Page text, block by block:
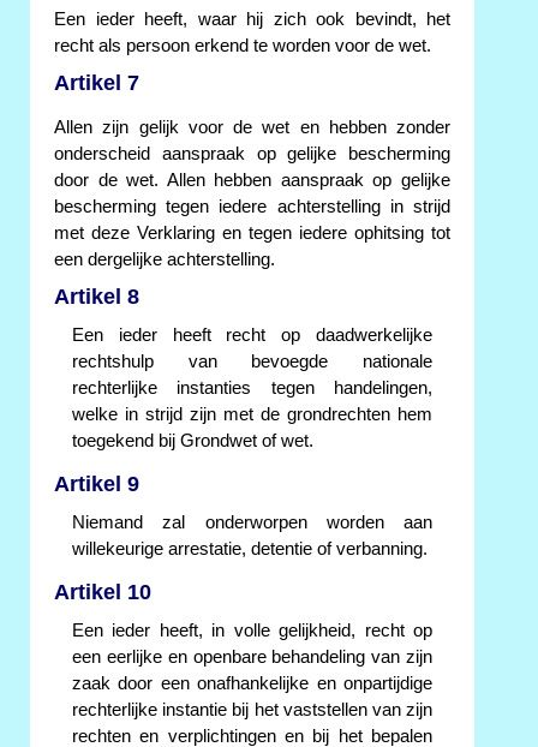
Een ieder heeft, waar hij zich ook bevindt, het
recht als persoon erkend te worden voor de wet.
Artikel 7
Allen zijn gelijk voor de wet en hebben zonder
onderscheid aanspraak op gelijke bescherming
door de wet. Allen hebben aanspraak op gelijke
bescherming tegen iedere achterstelling in strijd
met deze Verklaring en tegen iedere ophitsing tot
een dergelijke achterstelling.
Artikel 8
Een ieder heeft recht op daadwerkelijke
rechtshulp van bevoegde nationale
rechterlijke instanties tegen handelingen,
welke in strijd zijn met de grondrechten hem
toegekend bij Grondwet of wet.
Artikel 9
Niemand zal onderworpen worden aan
willekeurige arrestatie, detentie of verbanning.
Artikel 10
Een ieder heeft, in volle gelijkheid, recht op
een eerlijke en openbare behandeling van zijn
zaak door een onafhankelijke en onpartijdige
rechterlijke instantie bij het vaststellen van zijn
rechten en verplichtingen en bij het bepalen